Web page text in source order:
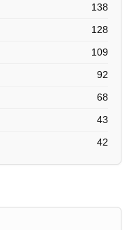
138
128
109
92
68
43
42